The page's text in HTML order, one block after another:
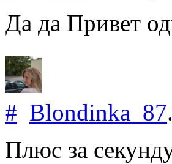
Да да Привет
# Blondinka_87.
Плюс за